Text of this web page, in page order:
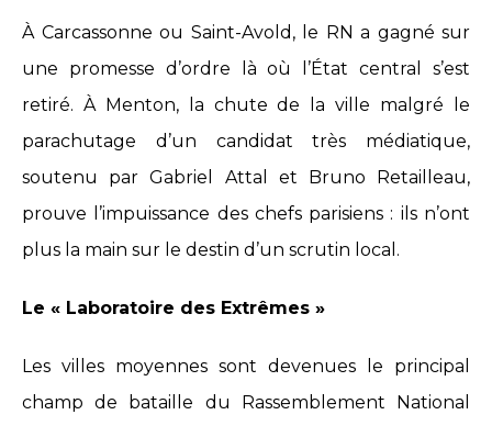
À Carcassonne ou Saint-Avold, le RN a gagné sur
une promesse d’ordre là où l’État central s’est
retiré. À Menton, la chute de la ville malgré le
parachutage d’un candidat très médiatique,
soutenu par Gabriel Attal et Bruno Retailleau,
prouve l’impuissance des chefs parisiens : ils n’ont
plus la main sur le destin d’un scrutin local.
Le « Laboratoire des Extrêmes »
Les villes moyennes sont devenues le principal
champ de bataille du Rassemblement National